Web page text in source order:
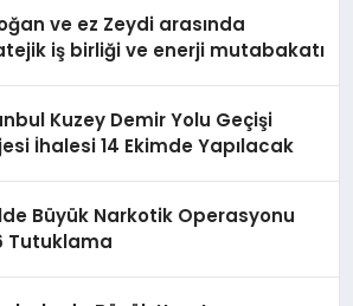
ve ez Zeydi arasında
iş birliği ve enerji mutabakatı
Kuzey Demir Yolu Geçişi
İhalesi 14 Ekimde Yapılacak
Büyük Narkotik Operasyonu
Tutuklama